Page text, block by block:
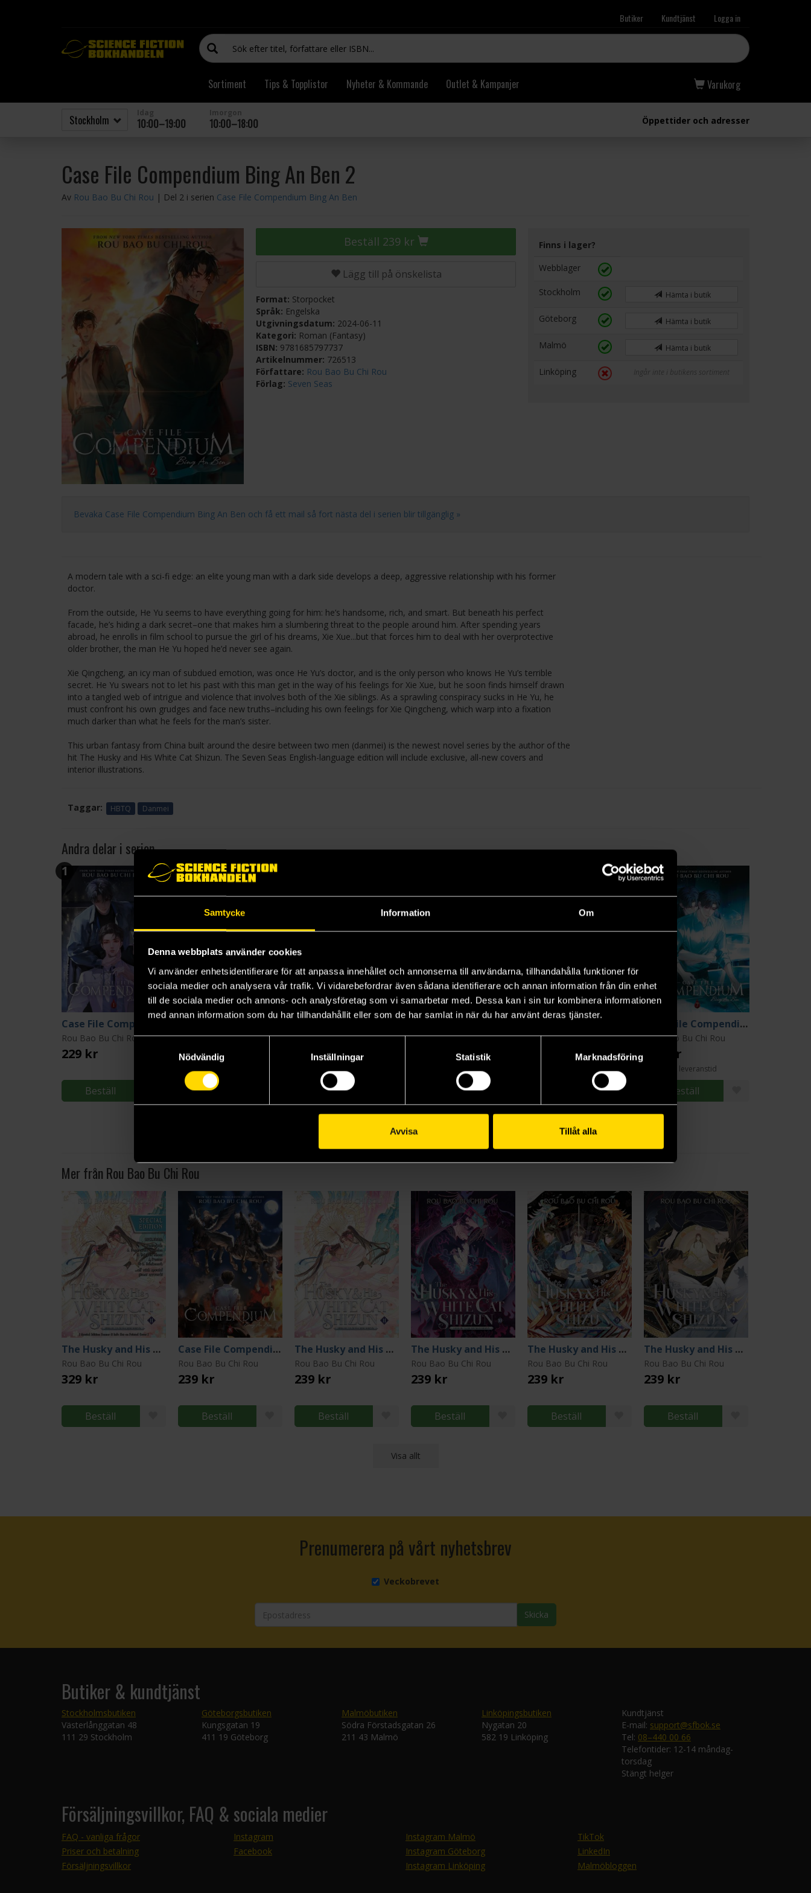
Samtycke Information Om
Denna webbplats använder cookies
Vi använder enhetsidentifierare för att anpassa innehållet och annonserna till användarna, tillhandahålla funktioner för
sociala medier och analysera vår trafik. Vi vidarebefordrar även sådana identifierare och annan information från din enhet
till de sociala medier och annons- och analysföretag som vi samarbetar med. Dessa kan i sin tur kombinera informationen
med annan information som du har tillhandahållit eller som de har samlat in när du har använt deras tjänster.
Samtyckesval
Nödvändig
Inställningar Statistik Marknadsföring
Avvisa Tillåt alla
Butiker Kundtjänst Logga in
Sortiment Tips & Topplistor Nyheter & Kommande Outlet & Kampanjer Varukorg
10:00–19:00 10:00–18:00 Öppettider och adresser
Case File Compendium Bing An Ben 2
Av Rou Bao Bu Chi Rou | Del 2 i serien Case File Compendium Bing An Ben
Beställ 239 kr
Lägg till på önskelista
Format: Storpocket
Språk: Engelska
Utgivningsdatum: 2024-06-11
Kategori: Roman (Fantasy)
ISBN: 9781685797737
Artikelnummer: 726513
Författare: Rou Bao Bu Chi Rou
Förlag: Seven Seas
Finns i lager?
Webblager
Stockholm Hämta i butik
Göteborg Hämta i butik
Malmö Hämta i butik
Linköping Ingår inte i butikens sortiment
Bevaka Case File Compendium Bing An Ben och få ett mail så fort nästa del i serien blir tillgänglig »
A modern tale with a sci-fi edge: an elite young man with a dark side develops a deep, aggressive relationship with his former
doctor.
From the outside, He Yu seems to have everything going for him: he’s handsome, rich, and smart. But beneath his perfect
facade, he’s hiding a dark secret–one that makes him a slumbering threat to the people around him. After spending years
abroad, he enrolls in film school to pursue the girl of his dreams, Xie Xue...but that forces him to deal with her overprotective
older brother, the man He Yu hoped he’d never see again.
Xie Qingcheng, an icy man of subdued emotion, was once He Yu’s doctor, and is the only person who knows He Yu’s terrible
secret. He Yu swears not to let his past with this man get in the way of his feelings for Xie Xue, but he soon finds himself drawn
into a tangled web of intrigue and violence that involves both of the Xie siblings. As a sprawling conspiracy sucks in He Yu, he
must confront his own grudges and face new truths–including his own feelings for Xie Qingcheng, which warp into a fixation
much darker than what he feels for the man’s sister.
This urban fantasy from China built around the desire between two men (danmei) is the newest novel series by the author of the
hit The Husky and His White Cat Shizun. The Seven Seas English-language edition will include exclusive, all-new covers and
interior illustrations.
Taggar: HBTQ Danmei
Andra delar i serien
1
Rou Bao Bu Chi Rou
229 kr
Beställ
3
Rou Bao Bu Chi Rou
239 kr
Beställ
Rou Bao Bu Chi Rou
239 kr
Beställ
Rou Bao Bu Chi Rou
Beställ
Rou Bao Bu Chi Rou
7
Case File Compendium Bing An Ben 7
Rou Bao Bu Chi Rou
239 kr
Längre leveranstid
Beställ
Visa alla delar och format
Mer från Rou Bao Bu Chi Rou
The Husky and His White Cat Shizun 11 (Special Edition)
Rou Bao Bu Chi Rou
329 kr
Beställ
Case File Compendium Bing An Ben 8
Rou Bao Bu Chi Rou
239 kr
Beställ
The Husky and His White Cat Shizun 11
Rou Bao Bu Chi Rou
239 kr
Beställ
The Husky and His White Cat Shizun 10
Rou Bao Bu Chi Rou
239 kr
Beställ
The Husky and His White Cat Shizun 9
Rou Bao Bu Chi Rou
239 kr
Beställ
The Husky and His White Cat Shizun 7
Rou Bao Bu Chi Rou
239 kr
Beställ
Visa allt
Prenumerera på vårt nyhetsbrev
Veckobrevet
Skicka
Butiker & kundtjänst
Stockholmsbutiken
Västerlånggatan 48
111 29 Stockholm
Göteborgsbutiken
Kungsgatan 19
411 19 Göteborg
Malmöbutiken
Södra Förstadsgatan 26
211 43 Malmö
Linköpingsbutiken
Nygatan 20
582 19 Linköping
Kundtjänst
E-mail: support@sfbok.se
Tel: 08–440 00 66
Telefontider: 12-14 måndag-
torsdag
Stängt helger
Försäljningsvillkor, FAQ & sociala medier
FAQ - vanliga frågor
Priser och betalning
Försäljningsvillkor
Instagram
Facebook
Instagram Malmö
Instagram Göteborg
Instagram Linköping
TikTok
LinkedIn
Malmöbloggen